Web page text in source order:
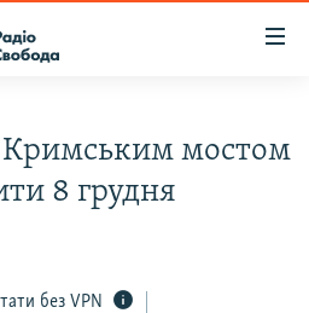
мостом
8 грудня
без VPN